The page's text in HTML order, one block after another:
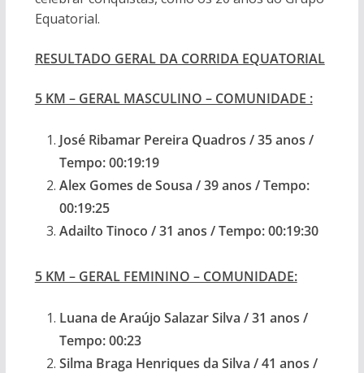
Equatorial.
RESULTADO GERAL DA CORRIDA EQUATORIAL
5 KM – GERAL MASCULINO – COMUNIDADE :
José Ribamar Pereira Quadros / 35 anos /
Tempo: 00:19:19
Alex Gomes de Sousa / 39 anos / Tempo:
00:19:25
Adailto Tinoco / 31 anos / Tempo: 00:19:30
5 KM – GERAL FEMININO – COMUNIDADE:
Luana de Araújo Salazar Silva / 31 anos /
Tempo: 00:23
Silma Braga Henriques da Silva / 41 anos /